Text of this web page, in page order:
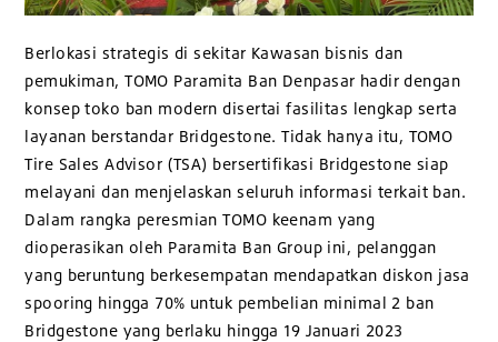
Berlokasi strategis di sekitar Kawasan bisnis dan
pemukiman, TOMO Paramita Ban Denpasar hadir dengan
konsep toko ban modern disertai fasilitas lengkap serta
layanan berstandar Bridgestone. Tidak hanya itu, TOMO
Tire Sales Advisor (TSA) bersertifikasi Bridgestone siap
melayani dan menjelaskan seluruh informasi terkait ban.
Dalam rangka peresmian TOMO keenam yang
dioperasikan oleh Paramita Ban Group ini, pelanggan
yang beruntung berkesempatan mendapatkan diskon jasa
spooring hingga 70% untuk pembelian minimal 2 ban
Bridgestone yang berlaku hingga 19 Januari 2023